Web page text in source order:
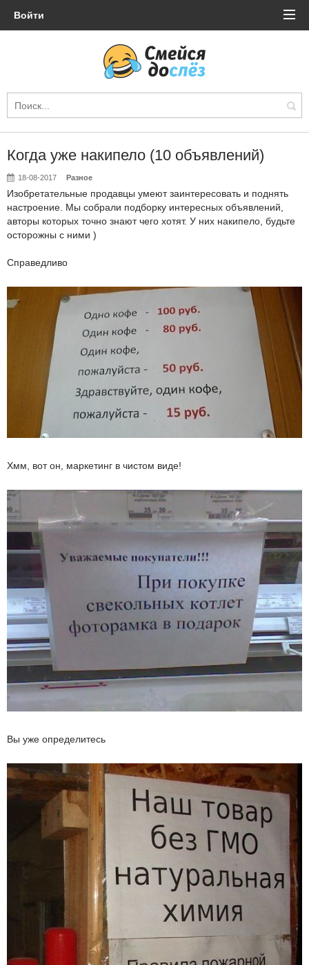
Войти
Когда уже накипело (10 объявлений)
18-08-2017 Разное
Изобретательные продавцы умеют заинтересовать и поднять
настроение. Мы собрали подборку интересных объявлений,
авторы которых точно знают чего хотят. У них накипело, будьте
осторожны с ними )
Справедливо
Хмм, вот он, маркетинг в чистом виде!
Вы уже определитесь